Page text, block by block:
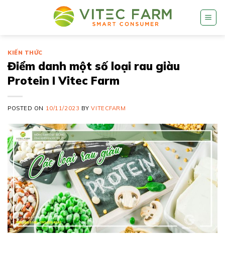
KIẾN THỨC
Điểm danh một số loại rau giàu
Protein I Vitec Farm
POSTED ON 10/11/2023 BYVITECFARM